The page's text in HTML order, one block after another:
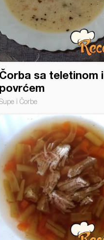
Čorba sa teletinom i
povrćem
i Čorbe